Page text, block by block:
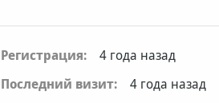
Регистрация:
4 года назад
Последний визит:
4 года назад